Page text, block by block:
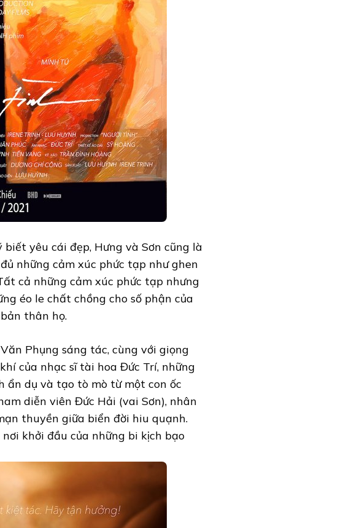
yêu cái đẹp, Hưng và Sơn cũng là
những cảm xúc phức tạp như ghen
cả những cảm xúc phức tạp nhưng
éo le chất chồng cho số phận của
thân họ.
Phụng sáng tác, cùng với giọng
của nhạc sĩ tài hoa Đức Trí, những
dụ và tạo tò mò từ một con ốc
diễn viên Đức Hải (vai Sơn), nhân
thuyền giữa biển đời hiu quạnh.
khởi đầu của những bi kịch bạo